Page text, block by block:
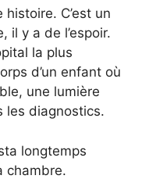
histoire. C’est un
il y a de l’espoir.
la plus
d’un enfant où
une lumière
les diagnostics.
longtemps
chambre.